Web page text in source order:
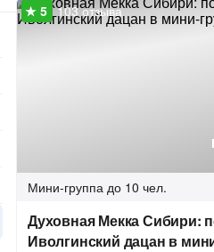
103 отзыва
Мини-группа до 10 чел.
Духовная Мекка Сибири:
Иволгинский дацан в